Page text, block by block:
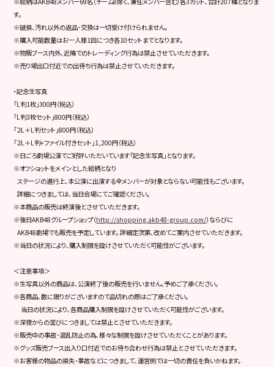
す。
※破損､汚れ以外の返品･交換は一切受け付けられません。
※購入可能数量はお一人様1回につき各10セットまでとなります。
※物販ブース内外､近隣でのトレーディング行為は禁止させていただきます。
※売り場出口付近での出待ち行為は禁止させていただきます。
・記念生写真
「L判1枚」300円（税込）
「L判3枚セット」800円（税込）
「２L＋L判セット」800円（税込）
「２L＋L判+ファイル付きセット」1,200円（税込）
※日ごろ劇場公演でご好評いただいています「記念生写真」となります。
※オフショットをメインとした絵柄となり
ステージの進行上､本公演に出演する全メンバーが対象とならない可能性もございます。
詳細につきましては､当日会場にてご確認ください。
※本商品の販売は終演後とさせていただきます。
※後日AKB48グループショップ（http://shopping.akb48-group.com/）ならびに
AKB48劇場でも販売を予定しています。 詳細定次第､改めてご案内させていただきます。
※当日の状況により､購入制限を設けさせていただく可能性がございます。
＜注意事項＞
※生写真以外の商品は､公演終了後の販売を行いません。予めご了承ください。
※各商品､数に限りがございますので品切れの際はご了承ください。
当日の状況により､各商品購入制限を設けさせていただく可能性がございます。
※深夜からの並びにつきましては禁止とさせていただきます。
※販売中の事故･混乱防止の為､様々な制限を設けさせていただくことがあります。
※グッズ販売ブース出入り口付近でのお待ち合わせ行為は禁止とさせていただきます。
※お客様の物品の損失･事故などにつきまして､運営側では一切の責任を負いかねます。